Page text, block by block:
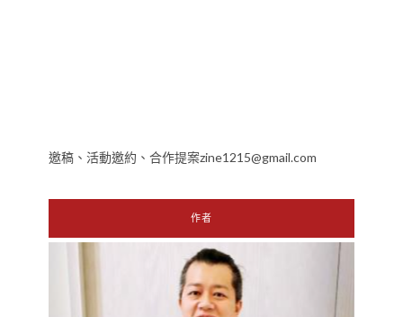
邀稿、活動邀約、合作提案zine1215@gmail.com
作者